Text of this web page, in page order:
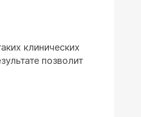
клинических
позволит